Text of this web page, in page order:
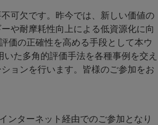
可欠です。昨今では、新しい価値の
や耐摩耗性向上による低資源化に向
価の正確性を高める手段として本ウ
た多角的評価手法を各種事例を交え
ョンを行います。皆様のご参加をお
ンターネット経由でのご参加となり